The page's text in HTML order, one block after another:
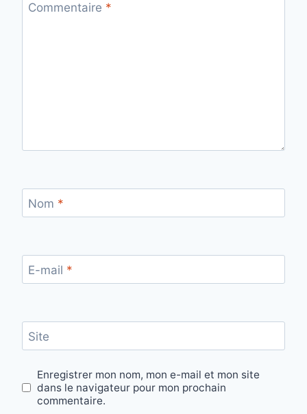
Commentaire *
Nom *
E-mail *
Site
Enregistrer mon nom, mon e-mail et mon site
dans le navigateur pour mon prochain
commentaire.